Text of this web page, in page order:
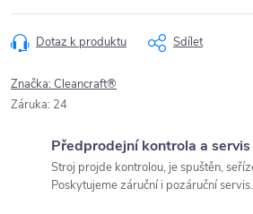
Dotaz k produktu Sdílet
Značka:Cleancraft®
Záruka: 24
Předprodejní kontrola a servis
Stroj projde kontrolou, je spuštěn,
Poskytujeme záruční i pozáruční servis.